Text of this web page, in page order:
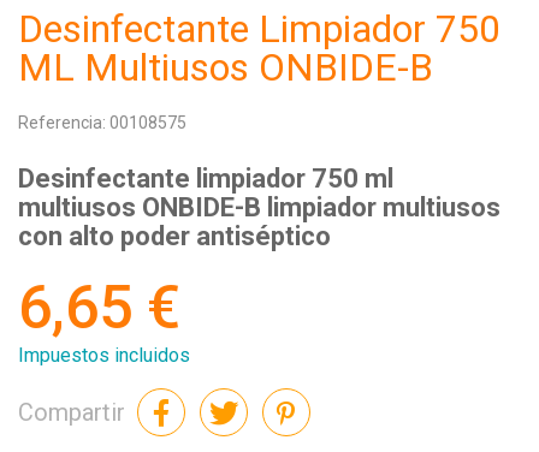
Desinfectante Limpiador 750
ML Multiusos ONBIDE-B
Referencia: 00108575
Desinfectante limpiador 750 ml
multiusos ONBIDE-B limpiador multiusos
con alto poder antiséptico
6,65 €
Impuestos incluidos
Compartir